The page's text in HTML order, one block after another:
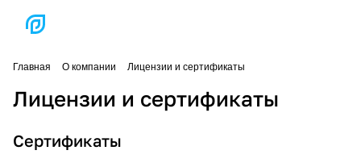
Главная О компании Лицензии и сертификаты
Лицензии и сертификаты
Сертификаты